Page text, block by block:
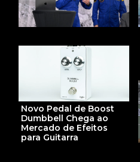
Novo Pedal de Boost
Dumbbell Chega ao
Mercado de Efeitos
para Guitarra